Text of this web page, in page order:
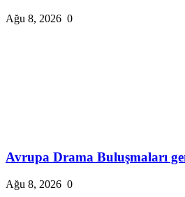
Ağu 8, 2026 0
Avrupa Drama Buluşmaları
Ağu 8, 2026 0